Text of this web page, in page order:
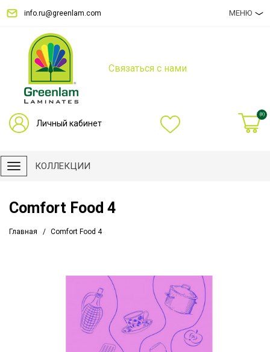
info.ru@greenlam.com МЕНЮ
Связаться с нами
Личный кабинет
(0)
КОЛЛЕКЦИИ
Comfort Food 4
Главная Comfort Food 4